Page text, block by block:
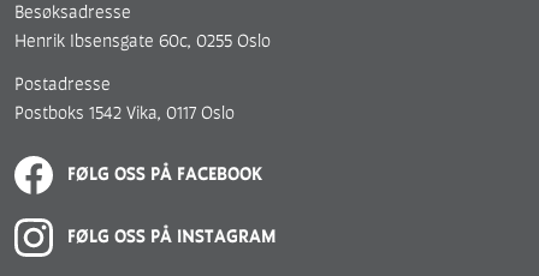
Besøksadresse
Henrik Ibsensgate 60c, 0255 Oslo
Postadresse
Postboks 1542 Vika, 0117 Oslo
FØLG OSS PÅ FACEBOOK
FØLG OSS PÅ INSTAGRAM